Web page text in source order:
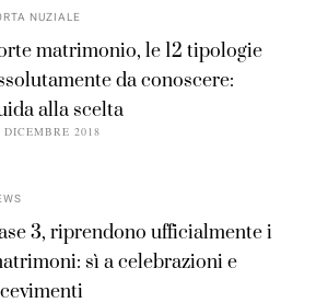
NUZIALE
matrimonio, le 12 tipologie
da conoscere:
alla scelta
DICEMBRE 2018
3, riprendono ufficialmente i
sì a celebrazioni e